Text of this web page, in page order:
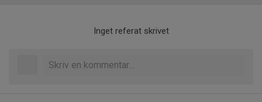
Inget referat skrivet